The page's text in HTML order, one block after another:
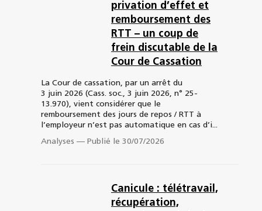
privation d’effet et
remboursement des
RTT – un coup de
frein discutable de la
Cour de Cassation
La Cour de cassation, par un arrêt du
3 juin 2026 (Cass. soc., 3 juin 2026, n° 25-
13.970), vient considérer que le
remboursement des jours de repos / RTT à
l’employeur n’est pas automatique en cas d’i...
Analyses — Publié le 30/07/2026
Canicule : télétravail,
récupération,